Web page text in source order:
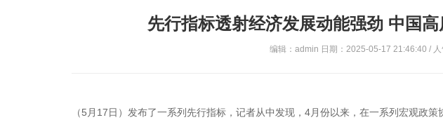
先行指标透射经济发展动能强劲 中国
编辑：admin 日期：2025-05-17 21:46:40 /
（5月17日）发布了一系列先行指标，记者从中发现，4月份以来，在一系列宏观政策